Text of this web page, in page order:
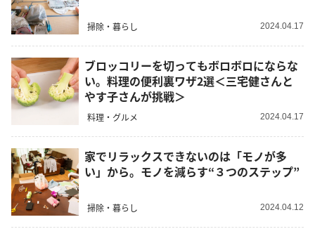
掃除・暮らし 2024.04.17
ブロッコリーを切ってもボロボロにならな
い。料理の便利裏ワザ2選＜三宅健さんと
やす子さんが挑戦＞
料理・グルメ 2024.04.17
家でリラックスできないのは「モノが多
い」から。モノを減らす“３つのステップ”
掃除・暮らし 2024.04.12